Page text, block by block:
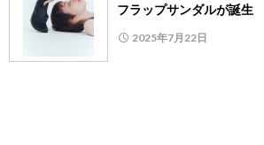
フラップサンダルが誕生
2025年7月22日